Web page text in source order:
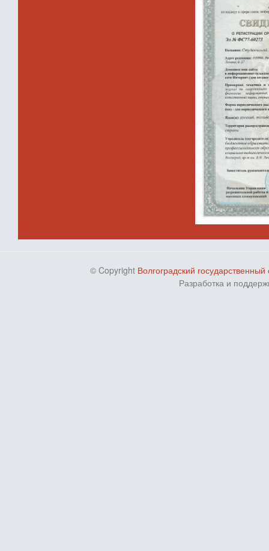
© Copyright Волгоградский
Разработка и